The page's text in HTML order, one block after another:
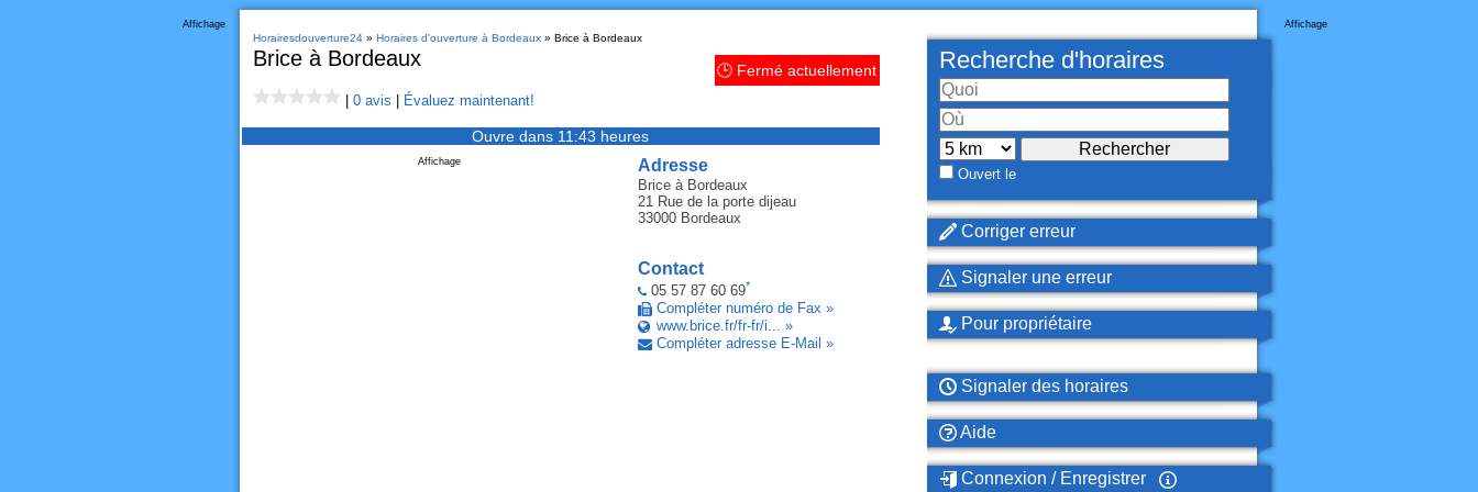
Affichage
Horairesdouverture24» Horaires d'ouverture à Bordeaux» Brice à Bordeaux
Brice à Bordeaux 🕒 Fermé actuellement
0 avis Évaluez maintenant!
Ouvre dans 11:43 heures
Adresse
Briceà Bordeaux
21 Rue de la porte dijeau
33000 Bordeaux
Contact
05 57 87 60 69*
Compléter numéro de Fax »
www.brice.fr/fr-fr/i... »
Compléter adresse E-Mail »
Affichage
Affichage
Recherche d'horaires
Ouvert le
Corriger erreur
Signaler une erreur
Pour propriétaire
Signaler des horaires
Aide
Connexion / Enregistrer